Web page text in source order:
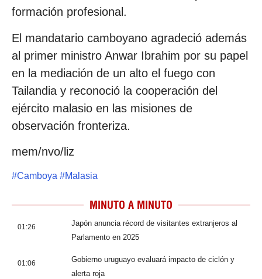
formación profesional.
El mandatario camboyano agradeció además
al primer ministro Anwar Ibrahim por su papel
en la mediación de un alto el fuego con
Tailandia y reconoció la cooperación del
ejército malasio en las misiones de
observación fronteriza.
mem/nvo/liz
#Camboya #Malasia
MINUTO A MINUTO
01:26
Japón anuncia récord de visitantes extranjeros al
Parlamento en 2025
01:06
Gobierno uruguayo evaluará impacto de ciclón y
alerta roja